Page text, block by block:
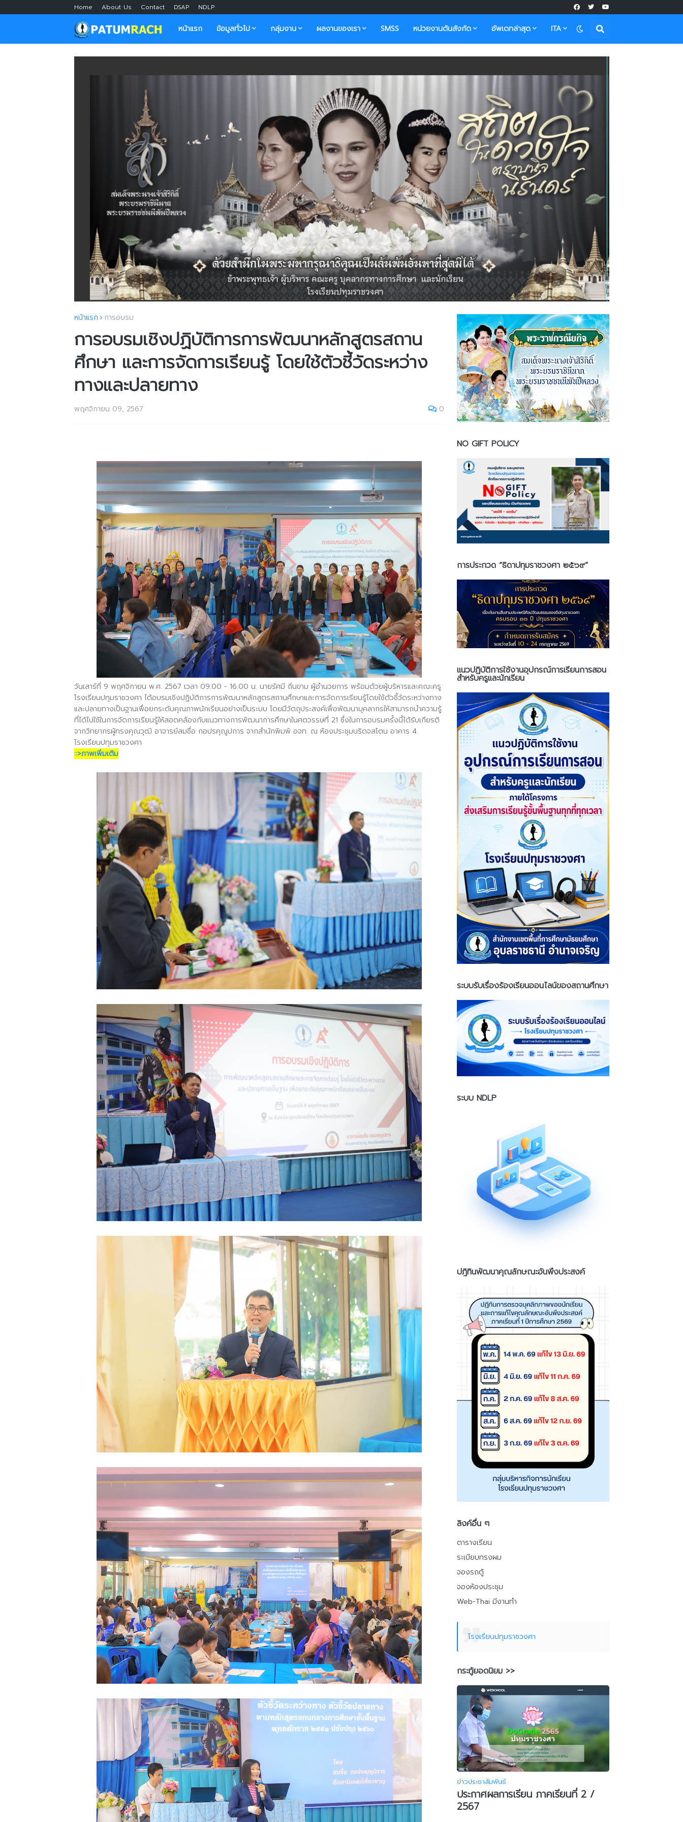
Home About Us Contact DSAP NDLP
หน้าแรก ข้อมูลทั่วไป กลุ่มงาน ผลงานของเรา SMSS หน่วยงานต้นสังกัด อัพเดทล่าสุด ITA
หน้าแรก การอบรม
การอบรมเชิงปฏิบัติการการพัฒนาหลักสูตรสถาน
ศึกษา และการจัดการเรียนรู้ โดยใช้ตัวชี้วัดระหว่าง
ทางและปลายทาง
พฤศจิกายน 09, 2567 0
วันเสาร์ที่ 9 พฤศจิกายน พ.ศ. 2567 เวลา 09.00 - 16.00 น. นายรัศมี ถิ่นขาม ผู้อำนวยการ พร้อมด้วยผู้บริหารและคณะครู
โรงเรียนปทุมราชวงศา ได้อบรมเชิงปฏิบัติการการพัฒนาหลักสูตรสถานศึกษาและการจัดการเรียนรู้โดยใช้ตัวชี้วัดระหว่างทาง
และปลายทางเป็นฐานเพื่อยกระดับคุณภาพนักเรียนอย่างเป็นระบบ โดยมีวัตถุประสงค์เพื่อพัฒนาบุคลากรให้สามารถนำความรู้
ที่ได้ไปใช้ในการจัดการเรียนรู้ให้สอดคล้องกับแนวทางการพัฒนาการศึกษาในศตวรรษที่ 21 ซึ่งในการอบรมครั้งนี้ได้รับเกียรติ
จากวิทยากรผู้ทรงคุณวุฒิ อาจารย์สมชื่อ กอปรคุณูปการ จากสำนักพิมพ์ อจท. ณ ห้องประชุมบริดจสโตน อาคาร 4
โรงเรียนปทุมราชวงศา
::>ภาพเพิ่มเติม
NO GIFT POLICY
การประกวด “ธิดาปทุมราชวงศา ๒๕๖๙”
แนวปฏิบัติการใช้งานอุปกรณ์การเรียนการสอน
สำหรับครูและนักเรียน
ระบบรับเรื่องร้องเรียนออนไลน์ของสถานศึกษา
ระบบ NDLP
ปฎิทินพัฒนาคุณลักษณะอันพึงประสงค์
ลิงค์อื่น ๆ
ตารางเรียน
ระเบียบทรงผม
จองรถตู้
จองห้องประชุม
Web-Thai มีงานทำ
โรงเรียนปทุมราชวงศา
กระทู้ยอดนิยม >>
ข่าวประชาสัมพันธ์
ประกาศผลการเรียน ภาคเรียนที่ 2 /
2567